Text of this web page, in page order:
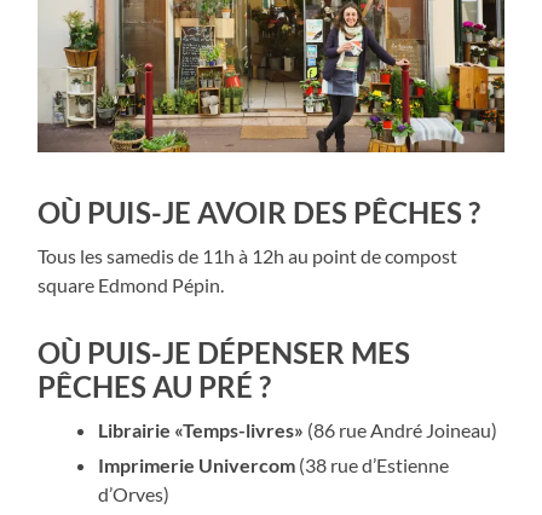
OÙ PUIS-JE AVOIR DES PÊCHES ?
Tous les samedis de 11h à 12h au point de compost
square Edmond Pépin.
OÙ PUIS-JE DÉPENSER MES
PÊCHES AU PRÉ ?
Librairie «Temps-livres» (86 rue André Joineau)
Imprimerie Univercom (38 rue d’Estienne
d’Orves)